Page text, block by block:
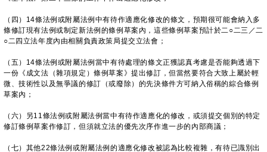
（四）14條法例或附屬法例中有待作適應化修改的條文，預期很可能會納入多
條修訂現有法例或制定新法例的條例草案內，這些條例草案預計於二○二三／二
○二四立法年度內由相關負責政策局提交立法會；
（五）14條法例或附屬法例當中有待處理的條文正獲認真考慮是否能夠透過下
一份《成文法（雜項規定）條例草案》提出修訂，但當然要符合大致上屬於輕
微、技術性以及無爭議的修訂（或廢除）的先決條件方可納入俗稱的綜合條例
草案內；
（六）另11條法例或附屬法例當中有待作適應化的修改，或須提交個別的特定
修訂條例草案作修訂，但須就立法的優先次序作進一步的內部商議；
（七）其他22條法例或附屬法例的適應化修改被認為比較複雜，有待已識別出